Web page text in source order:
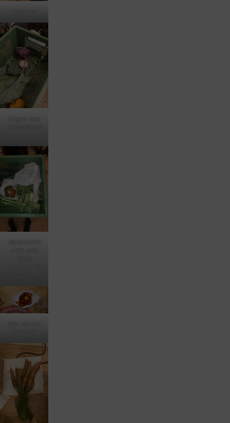
Yeaaaa
Sogar ein
Knoblauch
da!
19db0d04
1706 4110
8a11
2a1e14549fe7
1 201 A
Bist du für
Salat?